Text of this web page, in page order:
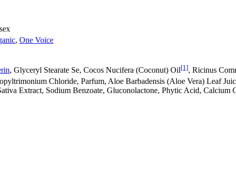
, One Voice
, Glyceryl Stearate Se, Cocos Nucifera (Coconut) Oil[1], Ricinus
Chloride, Parfum, Aloe Barbadensis (Aloe Vera) Leaf
Extract, Sodium Benzoate, Gluconolactone, Phytic Acid, Calcium